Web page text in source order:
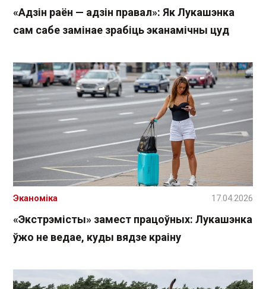
«Адзін раён — адзін правал»: Як Лукашэнка
сам сабе замінае зрабіць эканамічны цуд
«Экстрэмісты» замест працоўных: Лукашэнка
ўжо не ведае, куды вядзе краіну
Эканоміка 17.04.2026